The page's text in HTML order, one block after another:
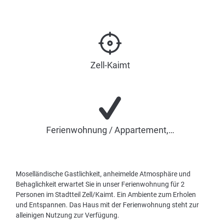
Zell-Kaimt
Ferienwohnung / Appartement,…
Moselländische Gastlichkeit, anheimelde Atmosphäre und
Behaglichkeit erwartet Sie in unser Ferienwohnung für 2
Personen im Stadtteil Zell/Kaimt. Ein Ambiente zum Erholen
und Entspannen. Das Haus mit der Ferienwohnung steht zur
alleinigen Nutzung zur Verfügung.